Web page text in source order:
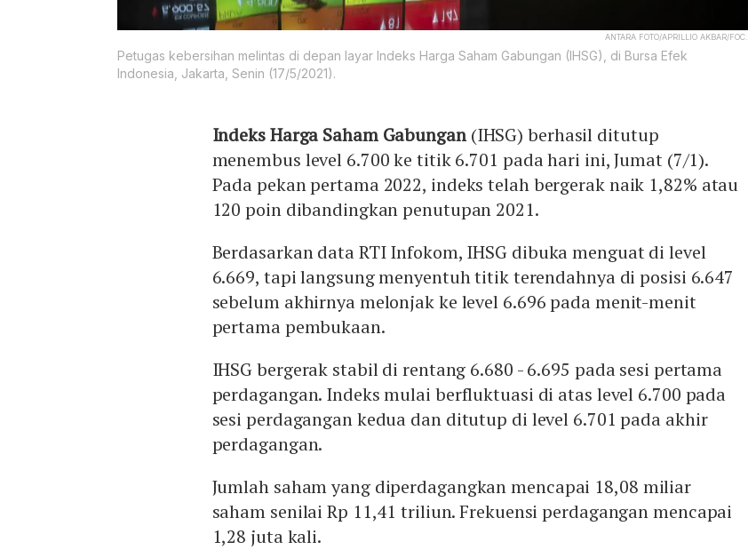
ANTARA FOTO/APRILLIO AKBAR/FOC.
Petugas kebersihan melintas di depan layar Indeks Harga Saham Gabungan (IHSG), di Bursa Efek
Indonesia, Jakarta, Senin (17/5/2021).
Indeks Harga Saham Gabungan(IHSG) berhasil ditutup
menembus level 6.700 ke titik 6.701 pada hari ini, Jumat (7/1).
Pada pekan pertama 2022, indeks telah bergerak naik 1,82% atau
120 poin dibandingkan penutupan 2021.
Berdasarkan data RTI Infokom, IHSG dibuka menguat di level
6.669, tapi langsung menyentuh titik terendahnya di posisi 6.647
sebelum akhirnya melonjak ke level 6.696 pada menit-menit
pertama pembukaan.
IHSG bergerak stabil di rentang 6.680 - 6.695 pada sesi pertama
perdagangan. Indeks mulai berfluktuasi di atas level 6.700 pada
sesi perdagangan kedua dan ditutup di level 6.701 pada akhir
perdagangan.
Jumlah saham yang diperdagangkan mencapai 18,08 miliar
saham senilai Rp 11,41 triliun. Frekuensi perdagangan mencapai
1,28 juta kali.